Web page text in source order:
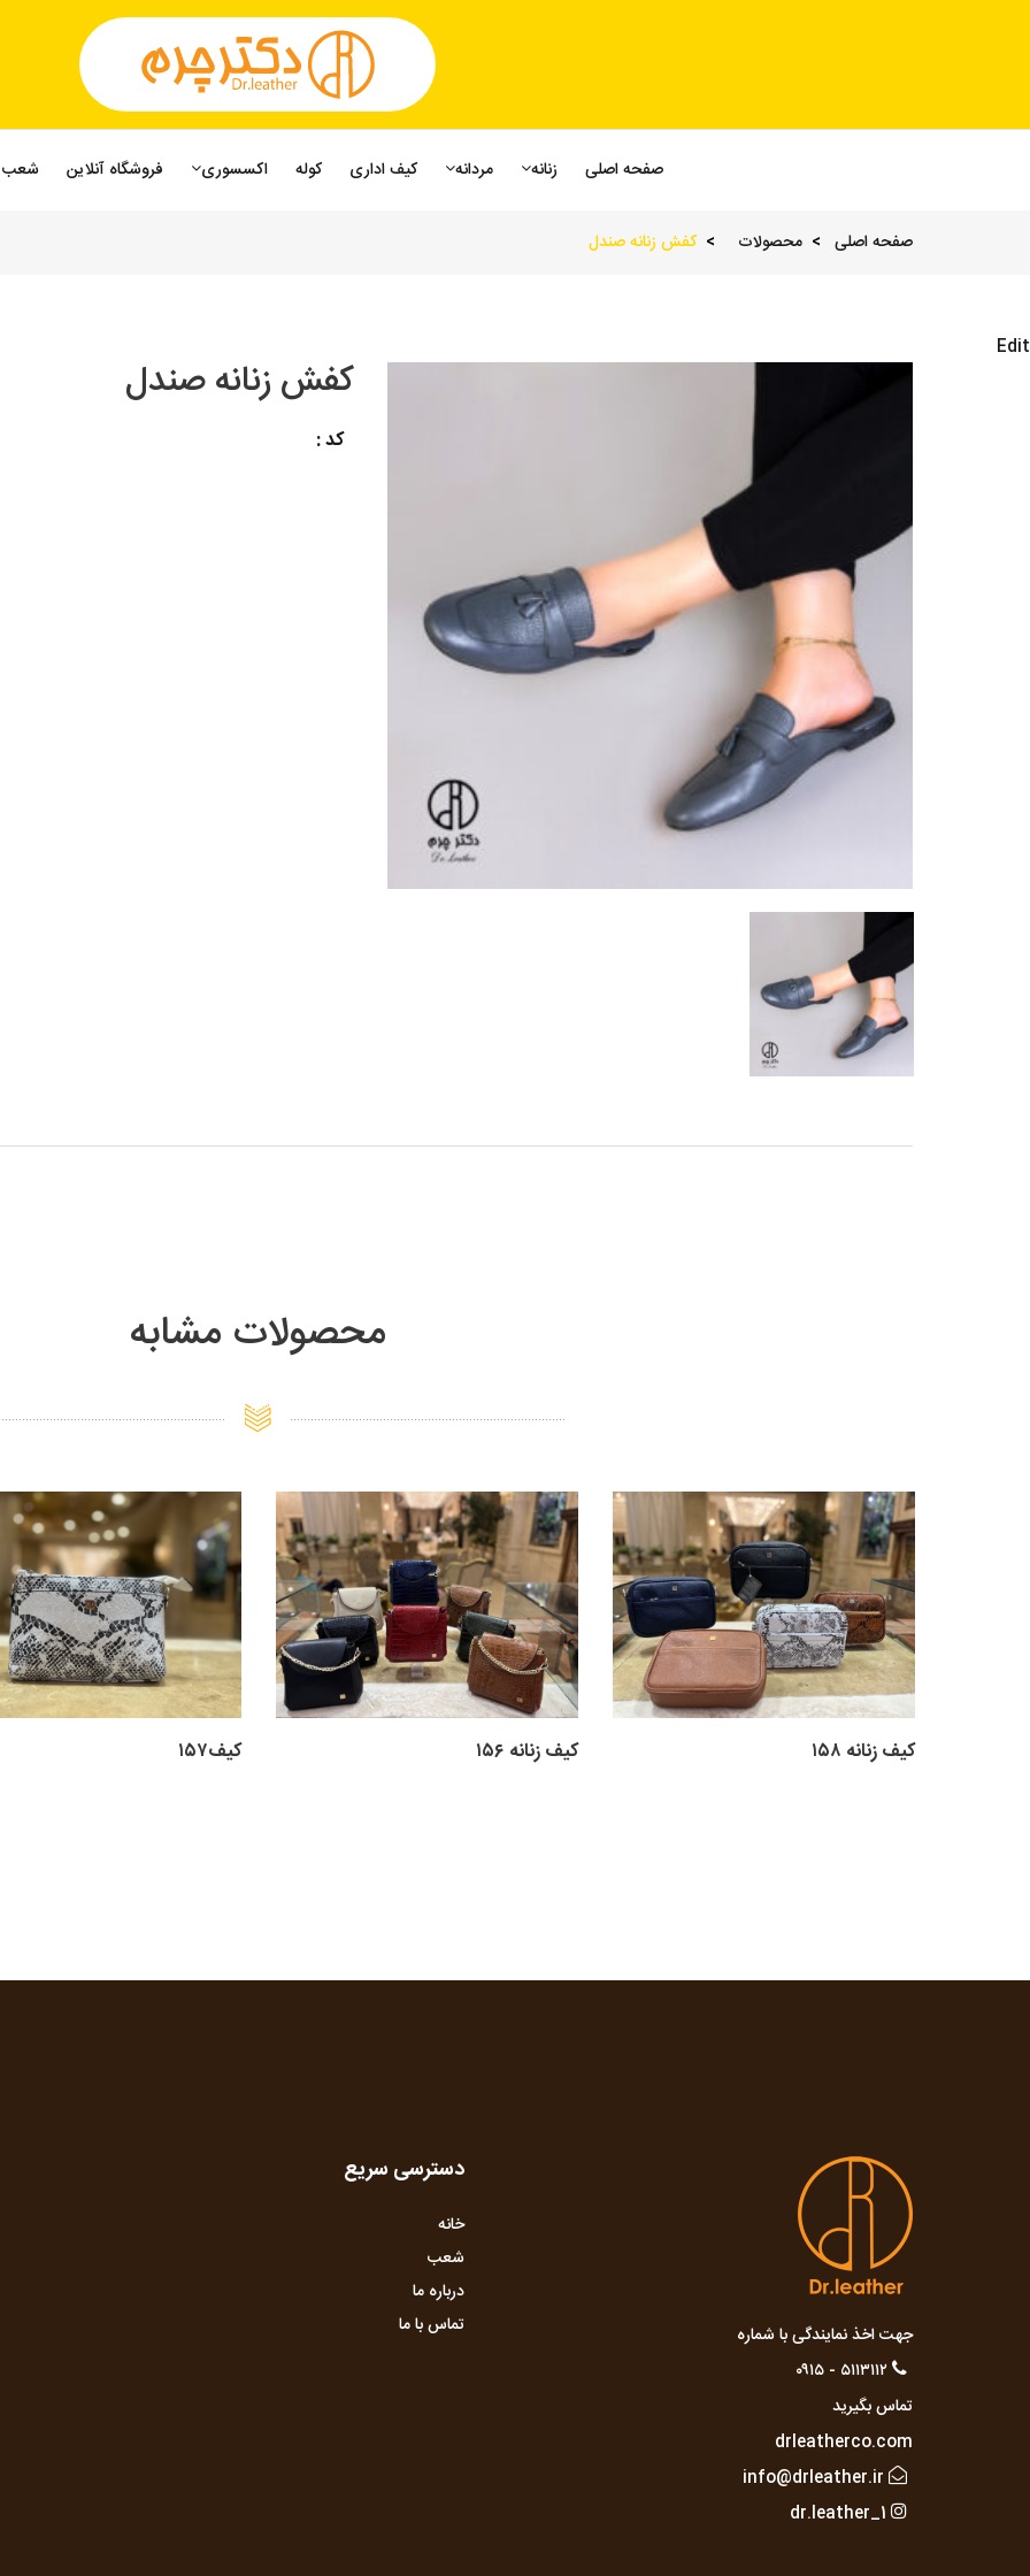
صفحه اصلی زنانه مردانه کیف اداری کوله اکسسوری فروشگاه آنلاین شعب
صفحه اصلی محصولات کفش زنانه صندل
Edit
کفش زنانه صندل
کد :
محصولات مشابه
کیف۱۵۷ کیف زنانه ۱۵۶ کیف زنانه ۱۵۸
جهت اخذ نمایندگی با شماره
۵۱۱۳۱۱۲ - ۰۹۱۵
تماس بگیرید
drleatherco.com
info@drleather.ir
dr.leather_1
دسترسی سریع
خانه
شعب
درباره ما
تماس با ما